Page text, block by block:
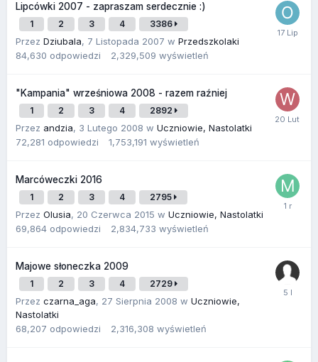
Lipcówki 2007 - zapraszam serdecznie :)
1 2 3 4 3386
Przez Dziubala, 7 Listopada 2007 w Przedszkolaki
84,630 odpowiedzi 2,329,509 wyświetleń
"Kampania" wrześniowa 2008 - razem raźniej
1 2 3 4 2892
Przez andzia, 3 Lutego 2008 w Uczniowie, Nastolatki
72,281 odpowiedzi 1,753,191 wyświetleń
Marcóweczki 2016
1 2 3 4 2795
Przez Olusia, 20 Czerwca 2015 w Uczniowie, Nastolatki
69,864 odpowiedzi 2,834,733 wyświetleń
Majowe słoneczka 2009
1 2 3 4 2729
Przez czarna_aga, 27 Sierpnia 2008 w Uczniowie,
Nastolatki
68,207 odpowiedzi 2,316,308 wyświetleń